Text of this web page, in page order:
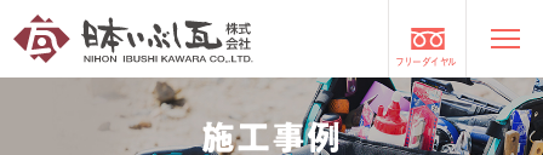
フリーダイヤル
施工事例